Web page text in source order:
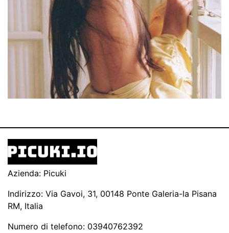
Azienda: Picuki
Indirizzo: Via Gavoi, 31, 00148 Ponte Galeria-la Pisana
RM, Italia
Numero di telefono: 03940762392